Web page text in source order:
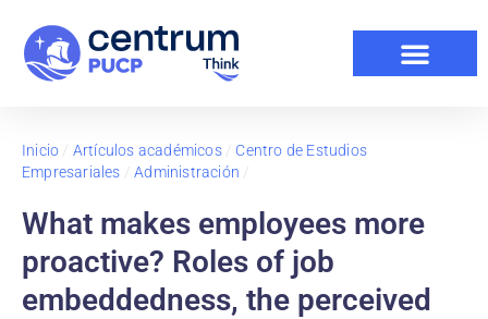
Inicio / Artículos académicos/ Centro de Estudios
Empresariales /Administración /
What makes employees more
proactive? Roles of job
embeddedness, the perceived